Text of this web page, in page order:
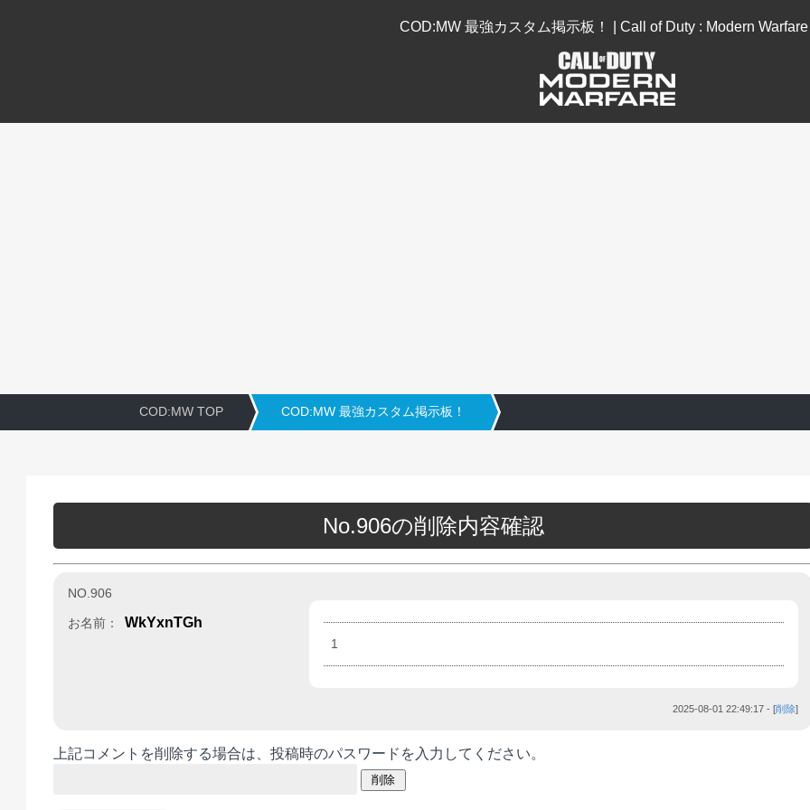
COD:MW 最強カスタム掲示板！ | Call of Duty : Modern
COD:MW TOP COD:MW 最強カスタム掲示板！
No.906の削除内容確認
NO.906
お名前： WkYxnTGh
1
2025-08-01 22:49:17 - [削除]
上記コメントを削除する場合は、投稿時のパスワードを入力してください。